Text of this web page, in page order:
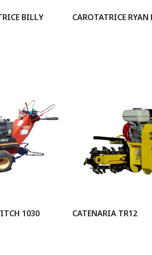
BILLY
CAROTATRICE
1030 CATENARIA TR12